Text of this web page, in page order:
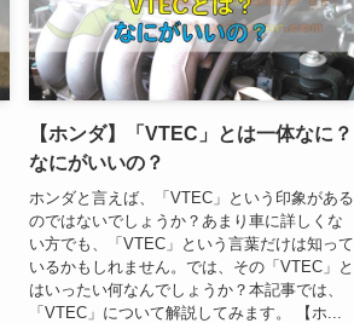
【ホンダ】「VTEC」とは一体なに？
なにがいいの？
ホンダと言えば、「VTEC」という印象がある
のではないでしょうか？あまり車に詳しくな
い方でも、「VTEC」という言葉だけは知って
いるかもしれません。では、その「VTEC」と
はいったい何なんでしょうか？本記事では、
「VTEC」について解説してみます。 【ホ...